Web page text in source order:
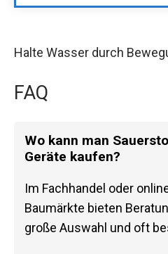
Halte Wasser durch
FAQ
Wo kann man
Geräte kaufen?
Im Fachhandel oder
Baumärkte bieten
große Auswahl und oft